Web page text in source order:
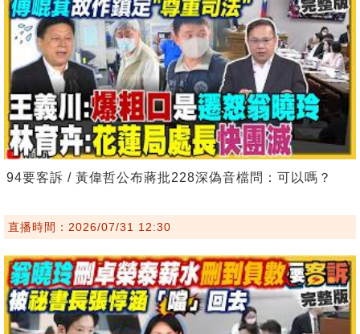
94要客訴 / 黃偉哲公布蔣批228深偽音檔問：可以嗎？
直播時間：2026/07/31 12:30